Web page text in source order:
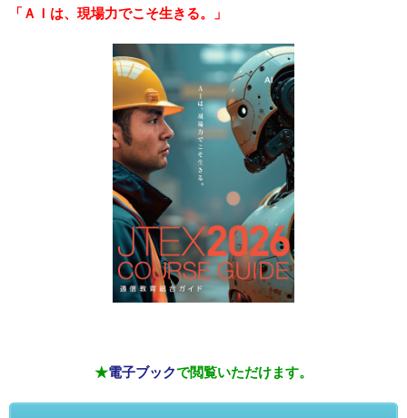
「ＡＩは、現場力でこそ生きる。」
★電子ブックで閲覧いただけます。